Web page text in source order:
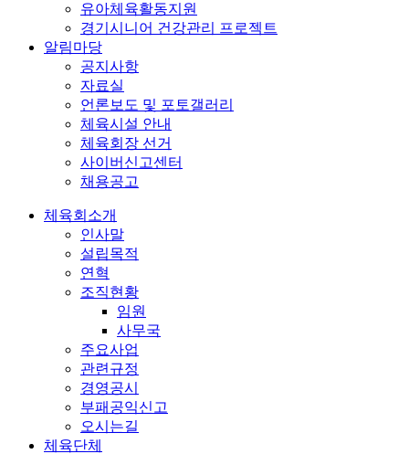
유아체육활동지원
경기시니어 건강관리 프로젝트
알림마당
공지사항
자료실
언론보도 및 포토갤러리
체육시설 안내
체육회장 선거
사이버신고센터
채용공고
체육회소개
인사말
설립목적
연혁
조직현황
임원
사무국
주요사업
관련규정
경영공시
부패공익신고
오시는길
체육단체